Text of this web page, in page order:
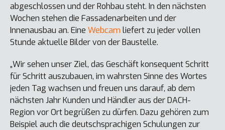
abgeschlossen und der Rohbau steht. In den nächsten
Wochen stehen die Fassadenarbeiten und der
Innenausbau an. Eine Webcam liefert zu jeder vollen
Stunde aktuelle Bilder von der Baustelle.
„Wir sehen unser Ziel, das Geschäft konsequent Schritt
für Schritt auszubauen, im wahrsten Sinne des Wortes
jeden Tag wachsen und freuen uns darauf, ab dem
nächsten Jahr Kunden und Händler aus der DACH-
Region vor Ort begrüßen zu dürfen. Dazu gehören zum
Beispiel auch die deutschsprachigen Schulungen zur